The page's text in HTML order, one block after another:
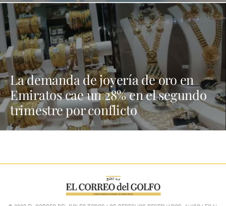
La demanda de joyería de oro en
Emiratos cae un 28% en el segundo
trimestre por conflicto